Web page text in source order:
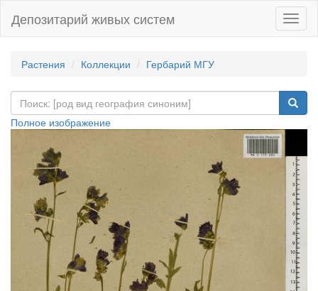
Депозитарий живых систем
Растения Коллекции Гербарий МГУ
Полное изображение